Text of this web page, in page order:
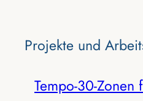
Projekte‌ und
Tempo-30-